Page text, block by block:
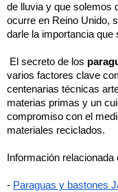
de lluvia y que solemos
ocurre en Reino Unido,
darle la importancia que
El secreto de los
varios factores clave
centenarias técnicas
materias primas y un
compromiso con el
materiales reciclados.
Información relacionada
- Paraguas y bastones